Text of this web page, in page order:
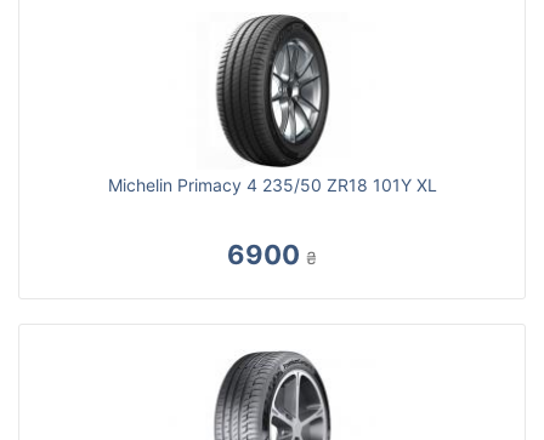
Michelin Primacy 4 235/50 ZR18 101Y XL
6900 ₴